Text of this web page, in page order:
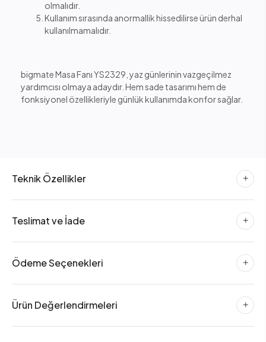
olmalıdır.
Kullanım sırasında anormallik hissedilirse ürün derhal
kullanılmamalıdır.
bigmate Masa Fanı YS2329, yaz günlerinin vazgeçilmez
yardımcısı olmaya adaydır. Hem sade tasarımı hem de
fonksiyonel özellikleriyle günlük kullanımda konfor sağlar.
Teknik Özellikler
Teslimat ve İade
Ödeme Seçenekleri
Ürün Değerlendirmeleri